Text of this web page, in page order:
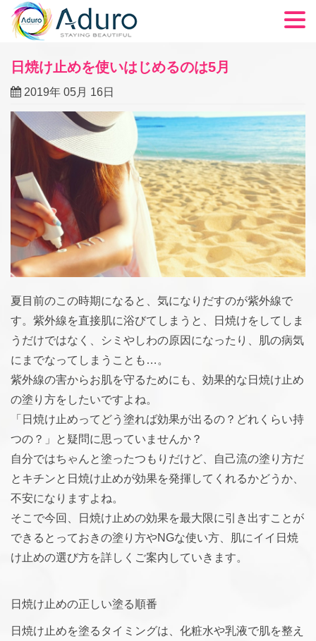
日焼け止めを使いはじめるのは5月
2019年 05月 16日
夏目前のこの時期になると、気になりだすのが紫外線で
す。紫外線を直接肌に浴びてしまうと、日焼けをしてしま
うだけではなく、シミやしわの原因になったり、肌の病気
にまでなってしまうことも…。
紫外線の害からお肌を守るためにも、効果的な日焼け止め
の塗り方をしたいですよね。
「日焼け止めってどう塗れば効果が出るの？どれくらい持
つの？」と疑問に思っていませんか？
自分ではちゃんと塗ったつもりだけど、自己流の塗り方だ
とキチンと日焼け止めが効果を発揮してくれるかどうか、
不安になりますよね。
そこで今回、日焼け止めの効果を最大限に引き出すことが
できるとっておきの塗り方やNGな使い方、肌にイイ日焼
け止めの選び方を詳しくご案内していきます。
日焼け止めの正しい塗る順番
日焼け止めを塗るタイミングは、化粧水や乳液で肌を整え
商品一覧
ADUROについて
FAQ
LED光治療
アフィリエイト
ショッピングカート
チェックアウト